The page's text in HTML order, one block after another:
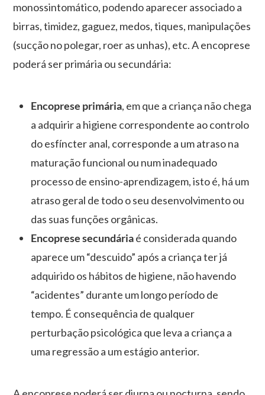
monossintomático, podendo aparecer associado a
birras, timidez, gaguez, medos, tiques, manipulações
(sucção no polegar, roer as unhas), etc. A encoprese
poderá ser primária ou secundária:
Encoprese primária, em que a criança não chega
a adquirir a higiene correspondente ao controlo
do esfíncter anal, corresponde a um atraso na
maturação funcional ou num inadequado
processo de ensino-aprendizagem, isto é, há um
atraso geral de todo o seu desenvolvimento ou
das suas funções orgânicas.
Encoprese secundáriaé considerada quando
aparece um “descuido” após a criança ter já
adquirido os hábitos de higiene, não havendo
“acidentes” durante um longo período de
tempo. É consequência de qualquer
perturbação psicológica que leva a criança a
uma regressão a um estágio anterior.